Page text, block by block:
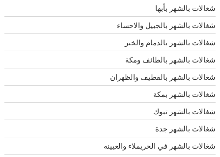
شغالات بالشهر بأبها
شغالات بالشهر بالجبيل والاحساء
شغالات بالشهر بالدمام والخبر
شغالات بالشهر بالطائف ومكة
شغالات بالشهر بالقطيف والظهران
شغالات بالشهر بمكة
شغالات بالشهر تبوك
شغالات بالشهر جدة
شغالات بالشهر في الحريملاء والعيينه